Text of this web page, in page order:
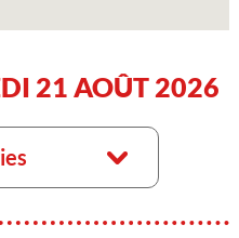
21 AOÛT 2026